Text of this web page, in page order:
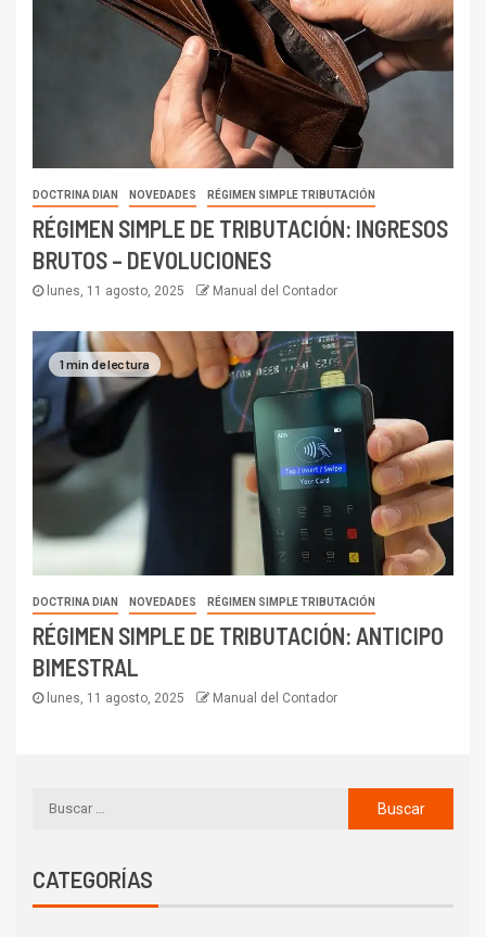
DOCTRINA DIAN NOVEDADES RÉGIMEN SIMPLE TRIBUTACIÓN
RÉGIMEN SIMPLE DE TRIBUTACIÓN: INGRESOS
BRUTOS – DEVOLUCIONES
lunes, 11 agosto, 2025 Manual del Contador
1 min de lectura
DOCTRINA DIAN NOVEDADES RÉGIMEN SIMPLE TRIBUTACIÓN
RÉGIMEN SIMPLE DE TRIBUTACIÓN: ANTICIPO
BIMESTRAL
lunes, 11 agosto, 2025 Manual del Contador
CATEGORÍAS